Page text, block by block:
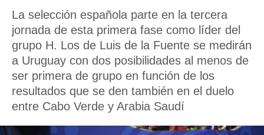
las
y
forma
digital
basada
La selección española parte en la tercera
jornada de esta primera fase como líder del
grupo H. Los de Luis de la Fuente se medirán
a Uruguay con dos posibilidades al menos de
ser primera de grupo en función de los
resultados que se den también en el duelo
entre Cabo Verde y Arabia Saudí